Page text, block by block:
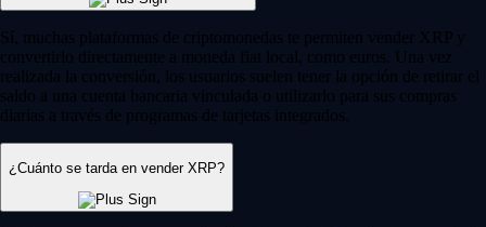
Sí, muchas plataformas de criptomonedas te permiten vender XRP y
convertirlo directamente a moneda fiat local, como euros. Una vez
realizada la conversión, los usuarios suelen tener la opción de retirar el
saldo a una cuenta bancaria vinculada o utilizarlo para sus compras
diarias a través de programas de tarjetas integrados.
¿Cuánto se tarda en vender XRP?